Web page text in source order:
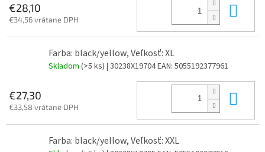
€28,10
€34,56 vrátane DPH
Farba: black/yellow, Veľkosť: XL
Skladom (>5 ks) | 30238X19704EAN: 5055192377961
€27,30
€33,58 vrátane DPH
Farba: black/yellow, Veľkosť: XXL